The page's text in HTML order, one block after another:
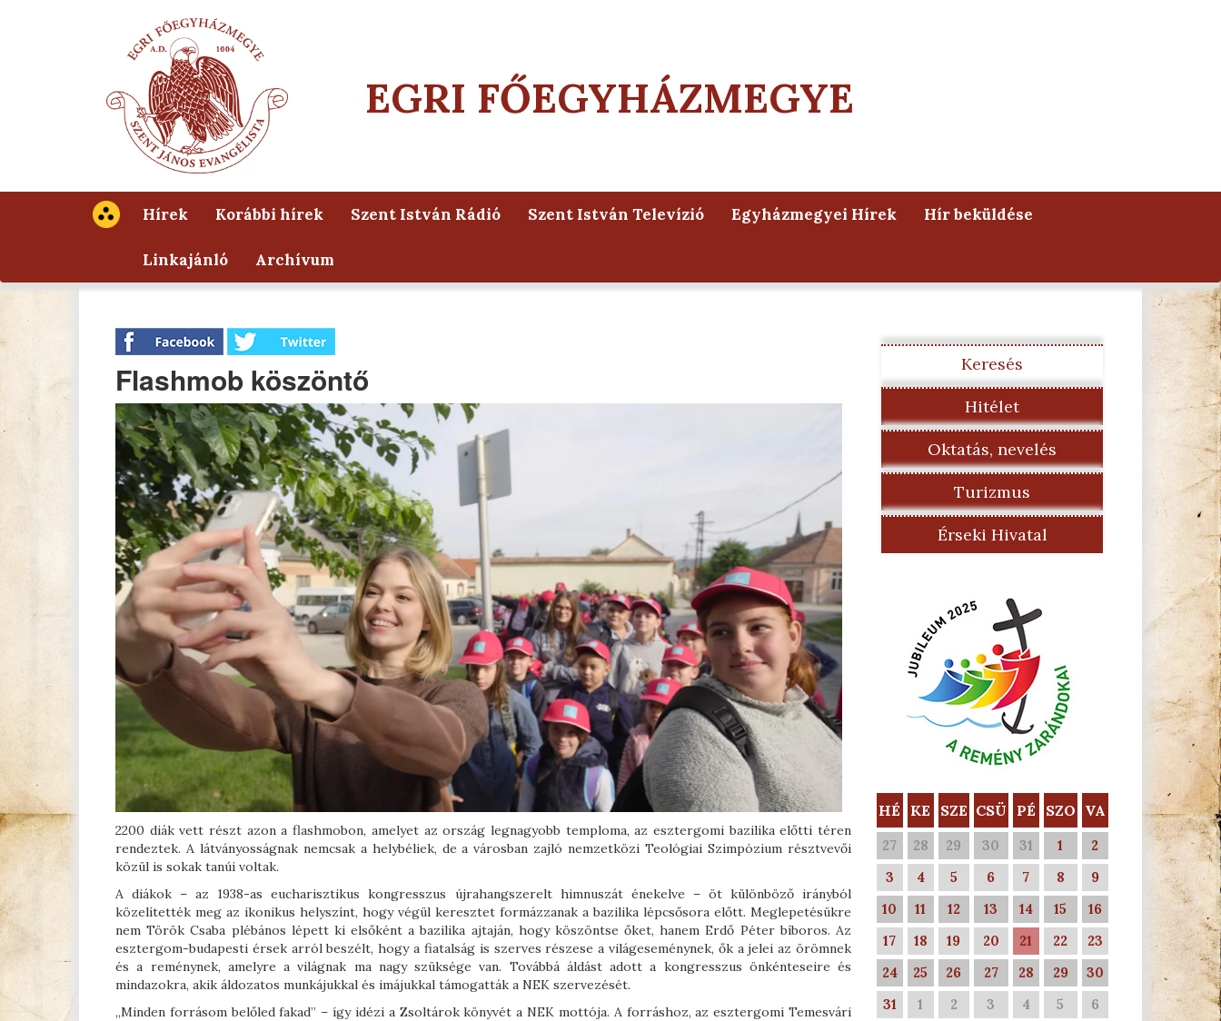
EGRI FŐEGYHÁZMEGYE
Hírek Korábbi hírek Szent István Rádió Szent István Televízió Egyházmegyei Hírek Hír beküldése
Linkajánló Archívum
Flashmob köszöntő
2200 diák vett részt azon a flashmobon, amelyet az ország legnagyobb temploma, az esztergomi bazilika előtti téren
rendeztek. A látványosságnak nemcsak a helybéliek, de a városban zajló nemzetközi Teológiai Szimpózium résztvevői
közül is sokak tanúi voltak.
A diákok – az 1938-as eucharisztikus kongresszus újrahangszerelt himnuszát énekelve – öt különböző irányból
közelítették meg az ikonikus helyszínt, hogy végül keresztet formázzanak a bazilika lépcsősora előtt. Meglepetésükre
nem Török Csaba plébános lépett ki elsőként a bazilika ajtaján, hogy köszöntse őket, hanem Erdő Péter bíboros. Az
esztergom-budapesti érsek arról beszélt, hogy a fiatalság is szerves részese a világeseménynek, ők a jelei az örömnek
és a reménynek, amelyre a világnak ma nagy szüksége van. Továbbá áldást adott a kongresszus önkénteseire és
mindazokra, akik áldozatos munkájukkal és imájukkal támogatták a NEK szervezését.
„Minden forrásom belőled fakad” – így idézi a Zsoltárok könyvét a NEK mottója. A forráshoz, az esztergomi Temesvári
Keresés
Hitélet
Oktatás, nevelés
Turizmus
Érseki Hivatal
HÉ KE SZE CSÜ PÉ SZO VA
27 28 29 30 31 1
2
3
4 5 6 7 8
9
10
11 12 13 14 15
16
17
18 19 20 21 22
23
24
25 26 27 28 29
30
31
1 2 3 4 5 6